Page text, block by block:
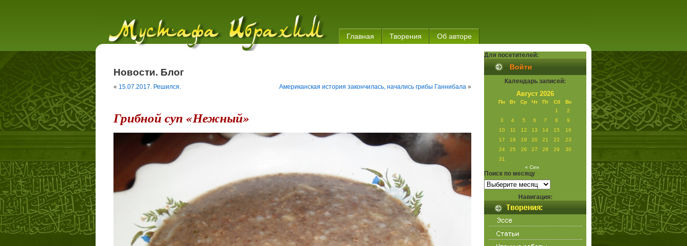
Главная Творения Об авторе
Новости. Блог
« 15.07.2017. Решился. Американская история закончилась, начались грибы Ганнибала »
Грибной суп «Нежный»
Для посетителей:
Войти
Календарь записей:
Август 2026
Пн Вт Ср Чт Пт Сб
Вс
1
2
3
4 5 6 7 8
9
10
11 12 13 14 15
16
17
18 19 20 21 22
23
24
25 26 27 28 29
30
31
« Сен
Поиск по месяцу
Поиск
по
месяцу
Навигация: